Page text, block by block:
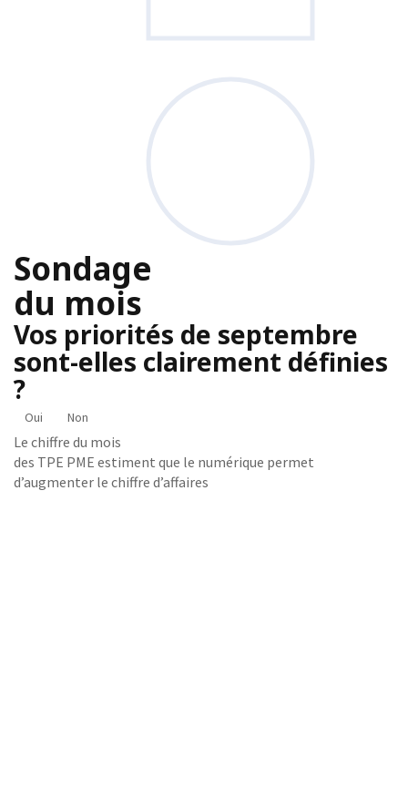
Sondage
du mois
Vos priorités de septembre
sont-elles clairement définies
?
Oui Non
Le chiffre du mois
des TPE PME estiment que le numérique permet
d’augmenter le chiffre d’affaires